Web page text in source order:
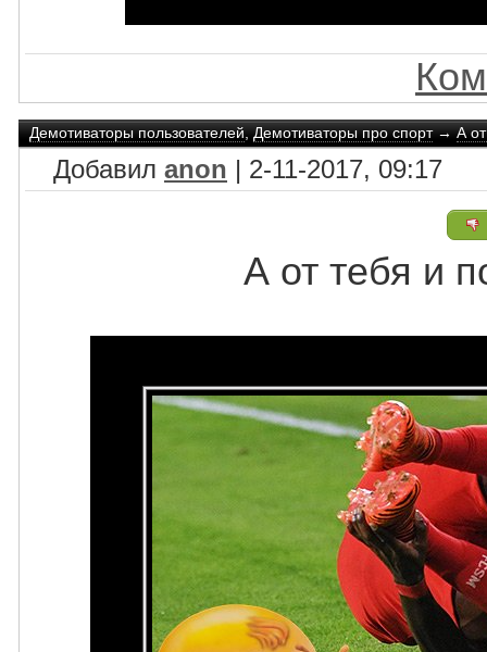
Демотиваторы пользователей,Демотиваторы про спорт→А
Добавил anon | 2-11-2017, 09:17
А от тебя и